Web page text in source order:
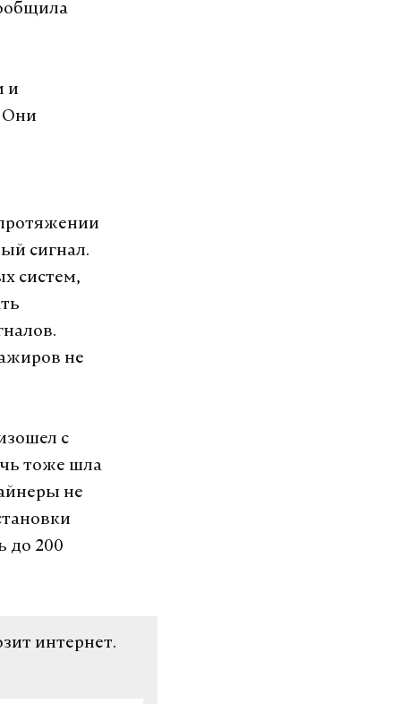
и
Они
сигнал.
систем,
не
с
тоже шла
не
до 200
интернет.